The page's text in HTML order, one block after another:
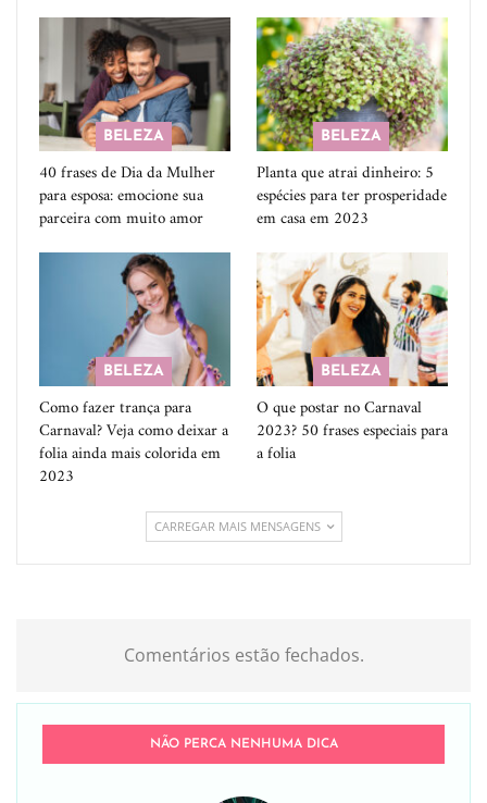
BELEZA
40 frases de Dia da Mulher
para esposa: emocione sua
parceira com muito amor
BELEZA
Planta que atrai dinheiro: 5
espécies para ter prosperidade
em casa em 2023
BELEZA
Como fazer trança para
Carnaval? Veja como deixar a
folia ainda mais colorida em
2023
BELEZA
O que postar no Carnaval
2023? 50 frases especiais para
a folia
CARREGAR MAIS MENSAGENS
Comentários estão fechados.
NÃO PERCA NENHUMA DICA